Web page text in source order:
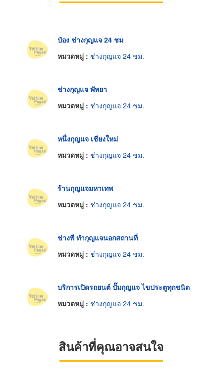
ป๋อง ช่างกุญแจ 24 ชม
หมวดหมู่ : ช่างกุญแจ 24 ชม.
ช่างกุญแจ พัทยา
หมวดหมู่ : ช่างกุญแจ 24 ชม.
หนึ่งกุญแจ เชียงใหม่
หมวดหมู่ : ช่างกุญแจ 24 ชม.
ร้านกุญแจมหาเทพ
หมวดหมู่ : ช่างกุญแจ 24 ชม.
ช่างพี ทำกุญแจนอกสถานที่
หมวดหมู่ : ช่างกุญแจ 24 ชม.
บริการเปิดรถยนต์ ปั๊มกุญแจ ไขประตูทุกชนิด
หมวดหมู่ : ช่างกุญแจ 24 ชม.
สินค้าที่คุณอาจสนใจ